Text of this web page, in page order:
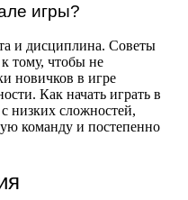
игры?
и дисциплина. Советы
тому, чтобы не
новичков в игре
Как начать играть в
низких сложностей,
команду и постепенно